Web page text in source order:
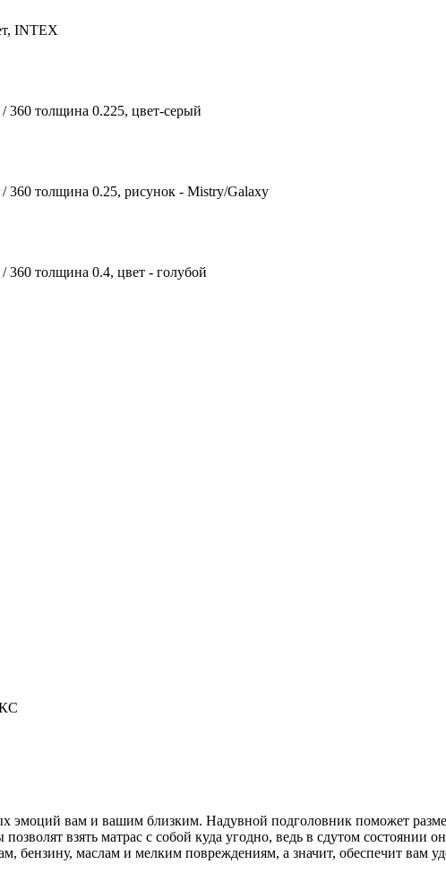
INTEX
360 толщина 0.225, цвет-серый
360 толщина 0.25, рисунок - Mistry/Galaxy
360 толщина 0.4, цвет - голубой
эмоций вам и вашим близким. Надувной подголовник поможет
взять матрас с собой куда угодно, ведь в сдутом состоянии
бензину, маслам и мелким повреждениям, а значит, обеспечит вам